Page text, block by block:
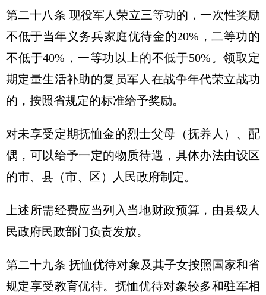
第二十八条 现役军人荣立三等功的，一次性奖励
不低于当年义务兵家庭优待金的20%，二等功的
不低于40%，一等功以上的不低于50%。领取定
期定量生活补助的复员军人在战争年代荣立战功
的，按照省规定的标准给予奖励。
对未享受定期抚恤金的烈士父母（抚养人）、配
偶，可以给予一定的物质待遇，具体办法由设区
的市、县（市、区）人民政府制定。
上述所需经费应当列入当地财政预算，由县级人
民政府民政部门负责发放。
第二十九条 抚恤优待对象及其子女按照国家和省
规定享受教育优待。抚恤优待对象较多和驻军相